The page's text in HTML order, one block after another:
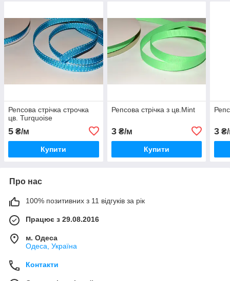
Репсова стрічка строчка
цв. Turquoise
5 ₴/м
Купити
Репсова стрічка з цв.Mint
3₴/м
Купити
3
Про нас
100% позитивних з 11 відгуків за рік
Працює з 29.08.2016
м. Одеса
Одеса, Україна
Контакти